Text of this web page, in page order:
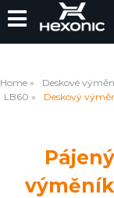
Home Deskové
LB60
Deskový
výměník